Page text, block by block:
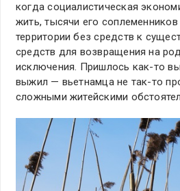
когда социалистическая
жить, тысячи его
территории без средств к
средств для возвращения на
исключения. Пришлось как-то
выжил — вьетнамца не так-то
сложными житейскими